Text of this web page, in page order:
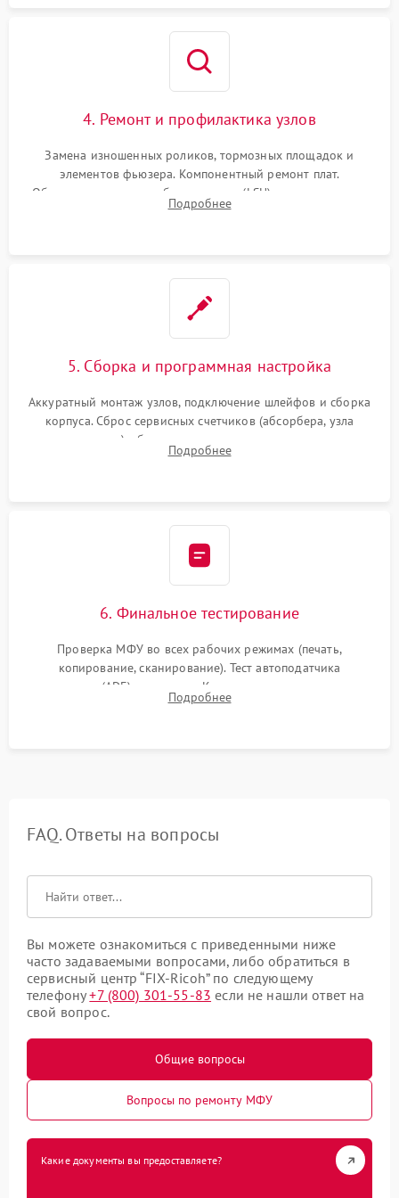
4. Ремонт и профилактика узлов
Замена изношенных роликов, тормозных площадок и
элементов фьюзера. Компонентный ремонт плат.
Обязательная очистка блока лазера (LSU), зеркал и тракта
печати от просыпанного тонера и бумажной пыли.
Подробнее
5. Сборка и программная настройка
Аккуратный монтаж узлов, подключение шлейфов и сборка
корпуса. Сброс сервисных счетчиков (абсорбера, узла
закрепления), обновление прошивки и программная
калибровка цветопередачи и позиционирования сканера.
Подробнее
6. Финальное тестирование
Проверка МФУ во всех рабочих режимах (печать,
копирование, сканирование). Тест автоподатчика
документов (ADF) и дуплекса. Контроль качества отпечатка
на отсутствие серого фона, полос и надежность запекания
Подробнее
FAQ. Ответы на вопросы
Вы можете ознакомиться с приведенными ниже
часто задаваемыми вопросами, либо обратиться в
сервисный центр “FIX-Ricoh” по следующему
телефону+7 (800) 301-55-83 если не нашли ответ на
свой вопрос.
Общие вопросы
Вопросы по ремонту МФУ
Какие документы вы предоставляете?